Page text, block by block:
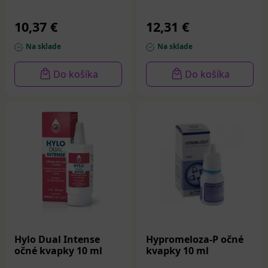
10,37 €
Na sklade
Do košíka
12,31 €
Na sklade
Do košíka
Hylo Dual Intense
očné kvapky 10 ml
Hypromeloza-P očné
kvapky 10 ml